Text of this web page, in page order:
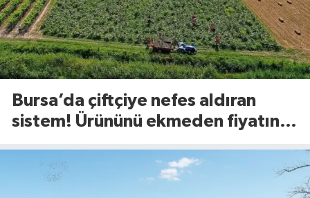
Bursa’da çiftçiye nefes aldıran
sistem! Ürününü ekmeden fiyatını